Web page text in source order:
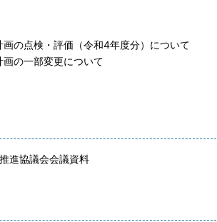
の点検・評価（令和4年度分）について
の一部変更について
進協議会会議資料